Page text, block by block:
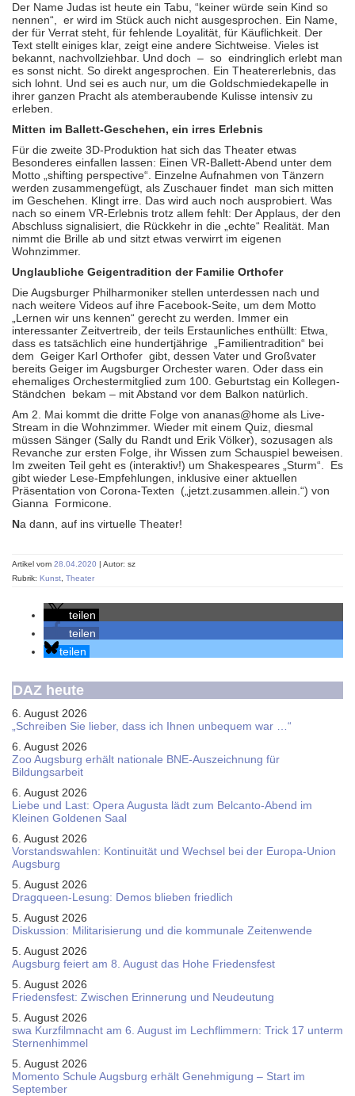
Der Name Judas ist heute ein Tabu, “keiner würde sein Kind so
nennen“,
er wird im Stück auch nicht ausgesprochen. Ein Name,
der für Verrat steht, für fehlende Loyalität, für Käuflichkeit. Der
Text stellt einiges klar, zeigt eine andere Sichtweise. Vieles ist
bekannt, nachvollziehbar. Und doch – so eindringlich erlebt man
es sonst nicht. So direkt angesprochen. Ein Theatererlebnis, das
sich lohnt. Und sei es auch nur, um die Goldschmiedekapelle in
ihrer ganzen Pracht als atemberaubende Kulisse intensiv zu
erleben.
Mitten im Ballett-Geschehen, ein irres Erlebnis
Für die zweite 3D-Produktion hat sich das Theater etwas
Besonderes einfallen lassen: Einen VR-Ballett-Abend unter dem
Motto „shifting perspective“. Einzelne Aufnahmen von Tänzern
werden zusammengefügt, als Zuschauer findet man sich mitten
im Geschehen. Klingt irre. Das wird auch noch ausprobiert. Was
nach so einem VR-Erlebnis trotz allem fehlt: Der Applaus, der den
Abschluss signalisiert, die Rückkehr in die „echte“ Realität. Man
nimmt die Brille ab und sitzt etwas verwirrt im eigenen
Wohnzimmer.
Unglaubliche Geigentradition der Familie Orthofer
Die Augsburger Philharmoniker stellen unterdessen nach und
nach weitere Videos auf ihre Facebook-Seite, um dem Motto
„Lernen wir uns kennen“ gerecht zu werden. Immer ein
interessanter Zeitvertreib, der teils Erstaunliches enthüllt: Etwa,
dass es tatsächlich eine hundertjährige
„Familientradition“ bei
dem Geiger Karl Orthofer gibt, dessen Vater und Großvater
bereits Geiger im Augsburger Orchester waren. Oder dass ein
ehemaliges Orchestermitglied zum 100. Geburtstag ein Kollegen-
Ständchen
bekam – mit Abstand vor dem Balkon natürlich.
Am 2. Mai kommt die dritte Folge von ananas@home als Live-
Stream in die Wohnzimmer. Wieder mit einem Quiz, diesmal
müssen Sänger (Sally du Randt und Erik Völker), sozusagen als
Revanche zur ersten Folge, ihr Wissen zum Schauspiel beweisen.
Im zweiten Teil geht es (interaktiv!) um Shakespeares „Sturm“.
Es
gibt wieder Lese-Empfehlungen, inklusive einer aktuellen
Präsentation von Corona-Texten
(„jetzt.zusammen.allein.“) von
Gianna
Formicone.
Na dann, auf ins virtuelle Theater!
Artikel vom 28.04.2020 | Autor: sz
Rubrik: Kunst Theater
teilen
teilen
teilen
DAZ heute
6. August 2026
„Schreiben Sie lieber, dass ich Ihnen unbequem war …“
6. August 2026
Zoo Augsburg erhält nationale BNE-Auszeichnung für
Bildungsarbeit
6. August 2026
Liebe und Last: Opera Augusta lädt zum Belcanto-Abend im
Kleinen Goldenen Saal
6. August 2026
Vorstandswahlen: Kontinuität und Wechsel bei der Europa-Union
Augsburg
5. August 2026
Dragqueen-Lesung: Demos blieben friedlich
5. August 2026
Diskussion: Mi­li­ta­ri­sie­rung und die kommunale Zeitenwende
5. August 2026
Augsburg feiert am 8. August das Hohe Friedensfest
5. August 2026
Friedensfest: Zwischen Erinnerung und Neudeutung
5. August 2026
swa Kurz­film­nacht am 6. August im Lech­flim­mern: Trick 17 unterm
Sternen­himmel
5. August 2026
Momento Schule Augsburg erhält Genehmigung – Start im
September